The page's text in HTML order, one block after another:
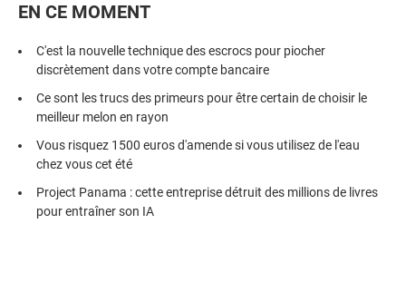
EN CE MOMENT
C'est la nouvelle technique des escrocs pour piocher
discrètement dans votre compte bancaire
Ce sont les trucs des primeurs pour être certain de choisir le
meilleur melon en rayon
Vous risquez 1500 euros d'amende si vous utilisez de l'eau
chez vous cet été
Project Panama : cette entreprise détruit des millions de livres
pour entraîner son IA